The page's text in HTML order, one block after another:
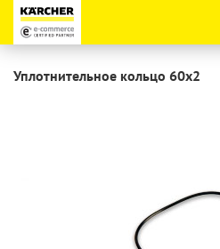
Уплотнительное кольцо 60x2